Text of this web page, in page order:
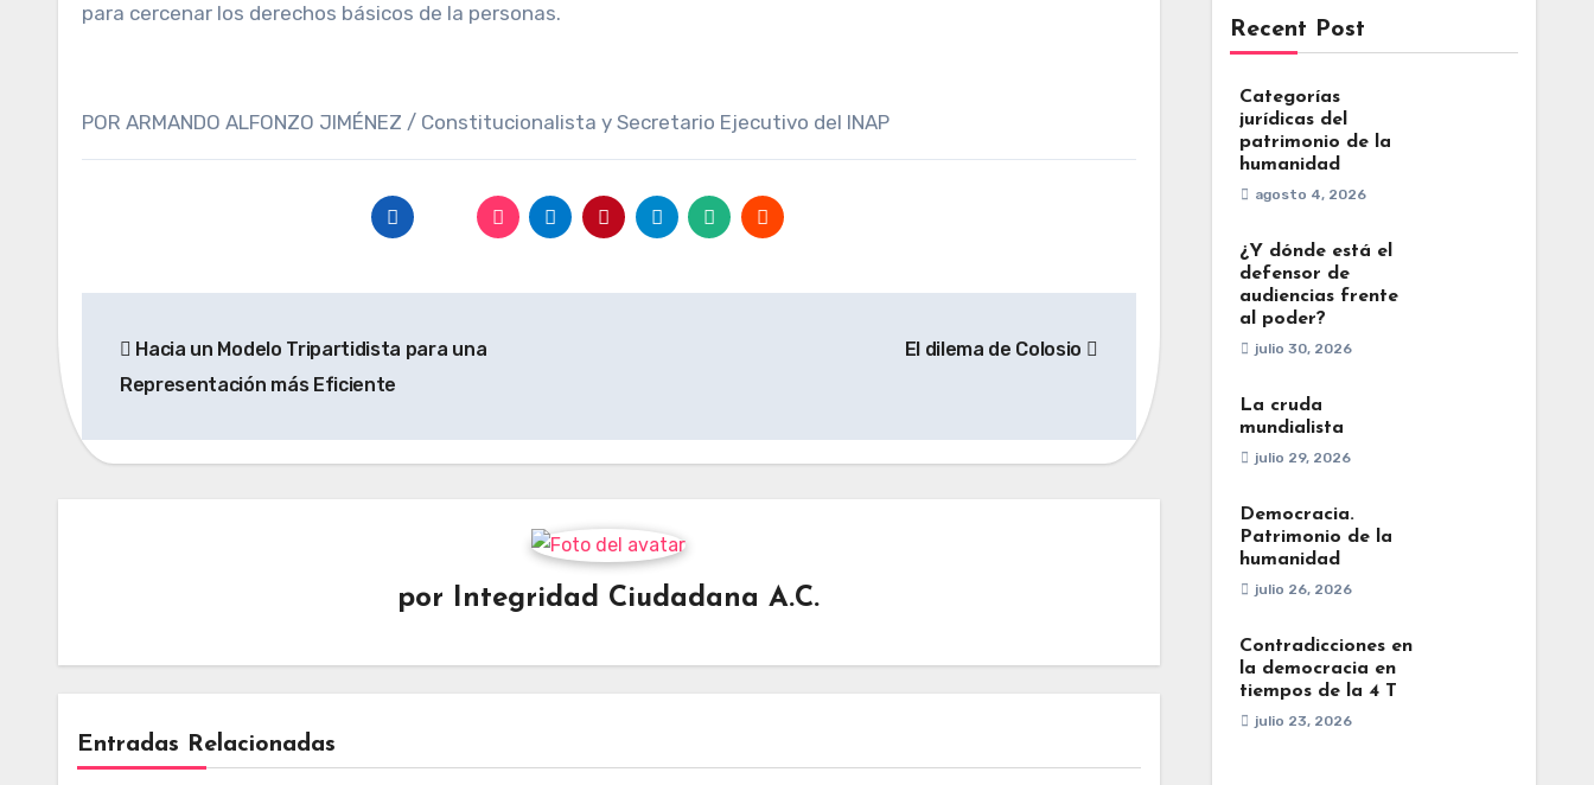
para cercenar los derechos básicos de la personas.
POR ARMANDO ALFONZO JIMÉNEZ / Constitucionalista y Secretario Ejecutivo del INAP
de Hacia un Modelo Tripartidista para una
Representación más Eficiente
El dilema de Colosio
por Integridad Ciudadana A.C.
Entradas Relacionadas
Recent Post
Categorías
jurídicas del
patrimonio de la
humanidad
agosto 4, 2026
¿Y dónde está el
defensor de
audiencias frente
al poder?
julio 30, 2026
La cruda
mundialista
julio 29, 2026
Democracia.
Patrimonio de la
humanidad
julio 26, 2026
Contradicciones en
la democracia en
tiempos de la 4 T
julio 23, 2026